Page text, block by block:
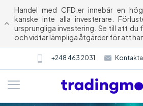
Handel med CFD:er innebär en
kanske inte alla investerare.
ursprungliga investering. Se till att du
och vidtar lämpliga åtgärder för att
+248 463 2031